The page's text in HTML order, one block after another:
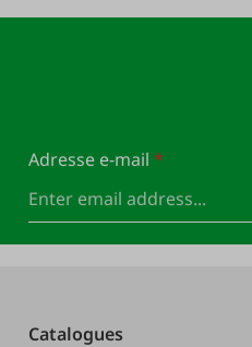
Adresse e-mail *
Catalogues